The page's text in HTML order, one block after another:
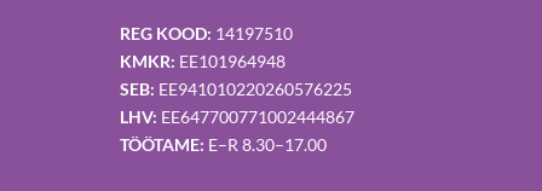
Jakobsoni 7 kortermaja
ehitustööd
REG KOOD: 14197510
KMKR: EE101964948
SEB: EE941010220260576225
LHV: EE647700771002444867
TÖÖTAME: E–R 8.30–17.00